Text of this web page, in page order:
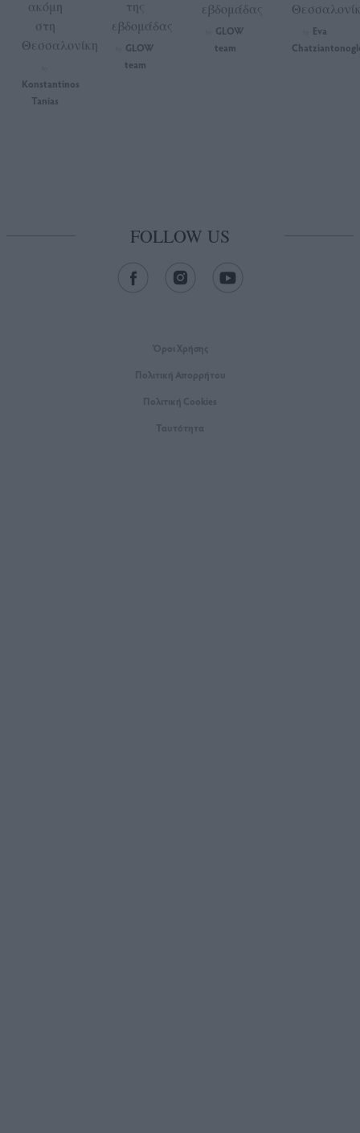
ακόμη
στη
Θεσσαλονίκη
Konstantinos
Tanias
της
εβδομάδας
GLOW
team
εβδομάδας
GLOW
team
Eva
FOLLOW US
Όροι Xρήσης
Πολιτική Απορρήτου
Πολιτική Cookies
Ταυτότητα